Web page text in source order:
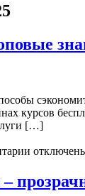
курсов
[…]